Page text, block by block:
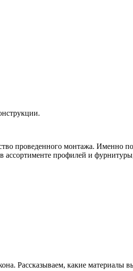
проведенного монтажа. Именно
профилей и
Рассказываем, какие материалы